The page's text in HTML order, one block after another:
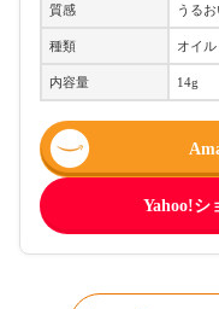
質感 うる
種類 オイル
内容量 14g
Yahoo!シ